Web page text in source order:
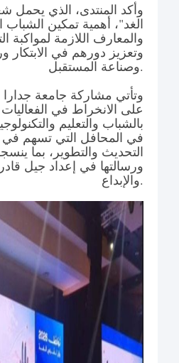
وأكد المنتدى، الذي
الغد"، أهمية تمكين الشباب
والمعارف اللازمة لمواكبة
وتعزيز دورهم في الابتكار
وصناعة المستقبل.
وتأتي مشاركة جامعة
على الانخراط في
بالشباب والتعليم
في المحافل التي تسهم
التحديث والتطوير، بما
ورسالتها في إعداد جيل
والإبداع.